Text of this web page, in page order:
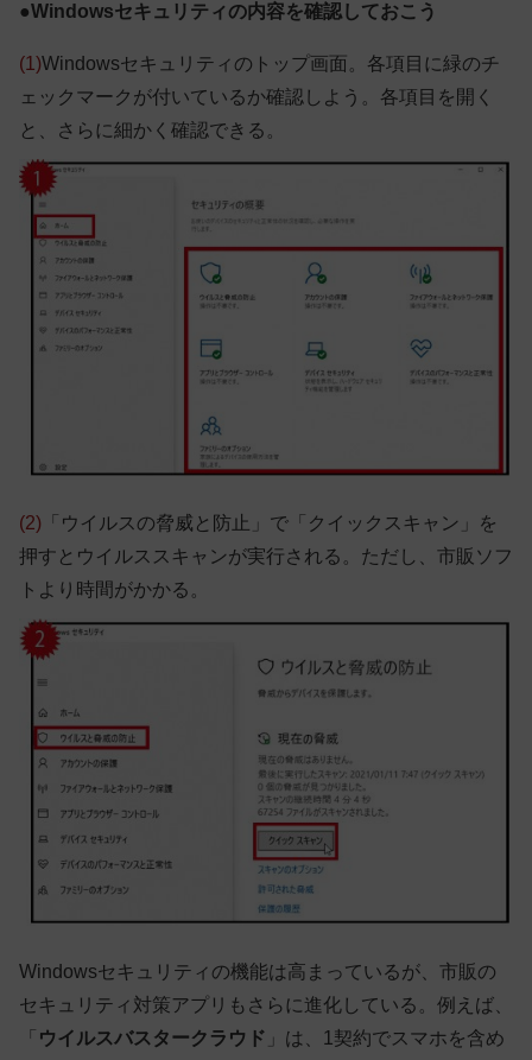
●Windowsセキュリティの内容を確認しておこう
(1)Windowsセキュリティのトップ画面。各項目に緑のチ
ェックマークが付いているか確認しよう。各項目を開く
と、さらに細かく確認できる。
(2) 「ウイルスの脅威と防止」で「クイックスキャン」を
押すとウイルススキャンが実行される。ただし、市販ソフ
トより時間がかかる。
Windowsセキュリティの機能は高まっているが、市販の
セキュリティ対策アプリもさらに進化している。例えば、
「 ウイルスバスタークラウド 」は、1契約でスマホを含め